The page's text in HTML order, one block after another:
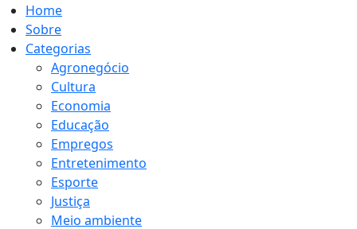
Home
Sobre
Categorias
Agronegócio
Cultura
Economia
Educação
Empregos
Entretenimento
Esporte
Justiça
Meio ambiente